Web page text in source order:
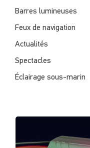
Barres lumineuses
Feux de navigation
Actualités
Spectacles
Éclairage sous-marin